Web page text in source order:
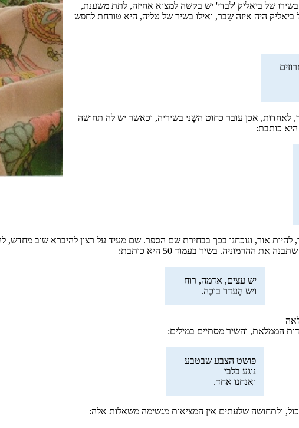
בשירו של ביאליק 'לבדי' יש בקשה למצוא אחיזה, לתת משענת,
היה איזה שֵבר, ואילו בשיר של טליה, היא טורחת לחפש
לאחדוּת, אכן עובר כחוט השָני בשיריה, וכאשר יש לה תחושה
אור, ונוכחנו בכך בבחירת שם הספר. שם מעיד על רצון להיברא שוב מחדש,
בשיר בעמוד 50 היא כותבת:
יש עצים, אדמה, רוח
ויש הֶעדר בוכֶה.
הממלאת, והשיר מסתיים במילים:
פושט הצבע שבטבע
נוגע בלבי
ואנחנו אחד.
ולתחושה שלעתים אין המציאות מגשימה משאלות אלה: